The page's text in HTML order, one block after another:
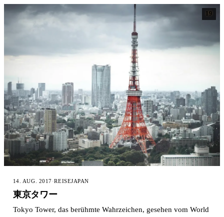
19
14. AUG. 2017·REISEJAPAN
東京タワー
Tokyo Tower, das berühmte Wahrzeichen, gesehen vom World